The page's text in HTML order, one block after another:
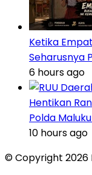
Ketika
Seharusnya
6 hours ago
Hentikan
Polda
10 hours ago
© Copyright 2026